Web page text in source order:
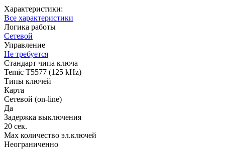
Характеристики:
Все характеристики
Логика работы
Сетевой
Управление
Не требуется
Стандарт чипа ключа
Temic T5577 (125 kHz)
Типы ключей
Карта
Сетевой (on-line)
Да
Задержка выключения
20 сек.
Max количество эл.ключей
Неограниченно